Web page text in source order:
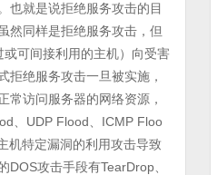
也就是说拒绝服务攻击的目
然同样是拒绝服务攻击，但
可间接利用的主机）向受害
拒绝服务攻击一旦被实施，
常访问服务器的网络资源，
、UDP Flood、ICMP Floo
机特定漏洞的利用攻击导致
攻击手段有TearDrop、